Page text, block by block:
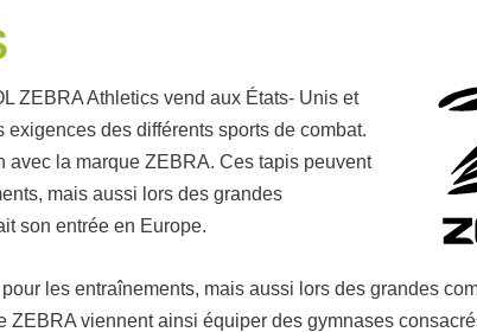
ZEBRA Athletics vend aux États- Unis et
des différents sports de combat.
la marque ZEBRA. Ces tapis peuvent
mais aussi lors des grandes
son entrée en Europe.
les entraînements, mais aussi lors des grandes
ZEBRA viennent ainsi équiper des gymnases